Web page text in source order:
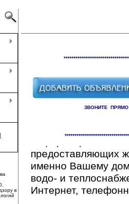
в
ЗВОНИТЕ
предоставляющих
именно Вашему
водо- и
Интернет,